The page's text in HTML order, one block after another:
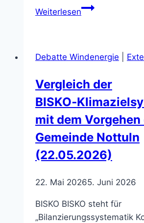
WeiterlesenAusbau
Winkler
Flugblatt
(11.10.2025)
Debatte Windenergie
Vergleich der
mit dem Vorgehen
Gemeinde Nottuln
(22.05.2026)
22. Mai 20265. Juni 2026
BISKO BISKO steht für
„Bilanzierungssystematik